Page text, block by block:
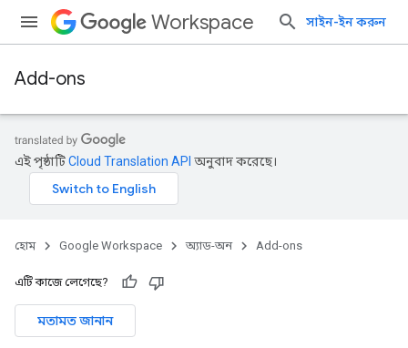
Workspace সাইন-ইন করুন
Add-ons
এই পৃষ্ঠাটিCloud Translation API অনুবাদ করেছে।
হোম Google Workspace অ্যাড-অন Add-ons
এটি কাজে লেগেছে?
মতামত জানান